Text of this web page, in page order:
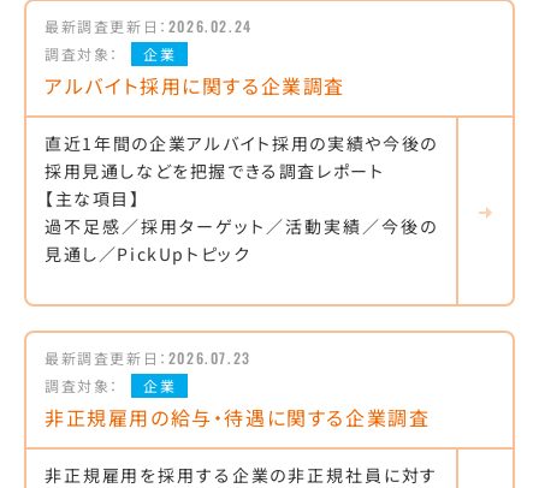
最新調査更新日： 2026.02.24
調査対象：
企業
アルバイト採用に関する企業調査
直近1年間の企業アルバイト採用の実績や今後の
採用見通しなどを把握できる調査レポート
【主な項目】
過不足感／採用ターゲット／活動実績／今後の
見通し／PickUpトピック
最新調査更新日： 2026.07.23
調査対象：
企業
非正規雇用の給与・待遇に関する企業調査
非正規雇用を採用する企業の非正規社員に対す